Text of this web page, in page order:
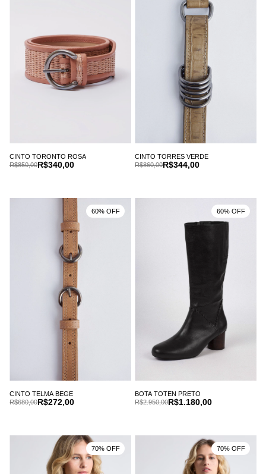
CINTO TORONTO ROSA
R$340,00
R$850,00
CINTO TORRES VERDE
R$344,00
R$860,00
CINTO TELMA BEGE
R$272,00
R$680,00
60% OFF
BOTA TOTEN PRETO
R$1.180,00
R$2.950,00
60% OFF
70% OFF 70% OFF